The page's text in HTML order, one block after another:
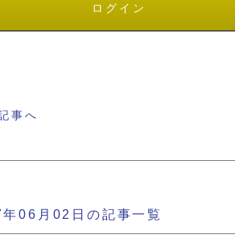
ログイン
事へ
06月02日の記事一覧